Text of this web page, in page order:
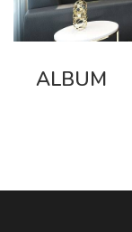
ALBUM